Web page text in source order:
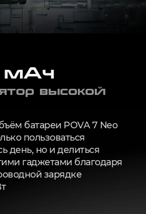
высокой
батареи POVA 7 Neo
пользоваться
день, но и делиться
гаджетами благодаря
зарядке